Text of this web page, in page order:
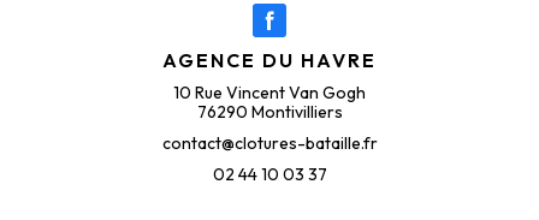
AGENCE DU HAVRE
10 Rue Vincent Van Gogh
76290 Montivilliers
contact@clotures-bataille.fr
02 44 10 03 37